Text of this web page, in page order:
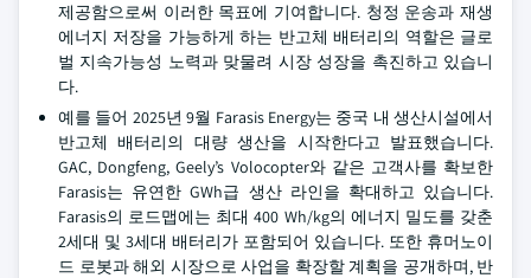
제공함으로써 이러한 목표에 기여합니다. 청정 운송과 재생
에너지 저장을 가능하게 하는 반고체 배터리의 역할은 글로
벌 지속가능성 노력과 맞물려 시장 성장을 촉진하고 있습니
다.
예를 들어 2025년 9월 Farasis Energy는 중국 내 생산시설에서
반고체 배터리의 대량 생산을 시작한다고 발표했습니다.
GAC, Dongfeng, Geely’s Volocopter와 같은 고객사를 확보한
Farasis는 유연한 GWh급 생산 라인을 확대하고 있습니다.
Farasis의 로드맵에는 최대 400 Wh/kg의 에너지 밀도를 갖춘
2세대 및 3세대 배터리가 포함되어 있습니다. 또한 휴머노이
드 로봇과 해외 시장으로 사업을 확장할 계획을 공개하며, 반